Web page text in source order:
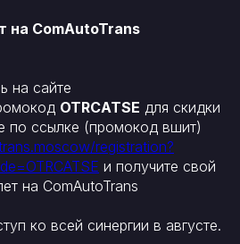
на ComAutoTrans
на сайте
OTRCATSE для скидки
по ссылке (промокод вшит)
registration?
и получите свой
на ComAutoTrans
ко всей синергии в августе.